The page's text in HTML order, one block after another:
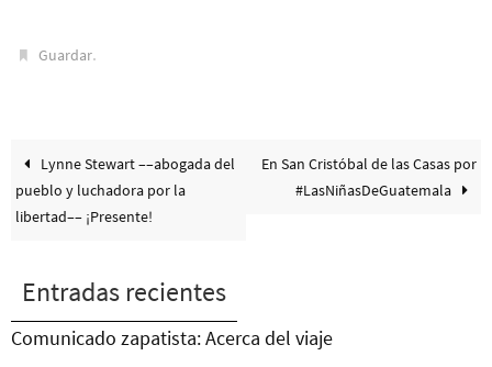
Guardar.
Lynne Stewart ––abogada del
pueblo y luchadora por la
libertad–– ¡Presente!
En San Cristóbal de las Casas por
#LasNiñasDeGuatemala
Entradas recientes
Comunicado zapatista: Acerca del viaje